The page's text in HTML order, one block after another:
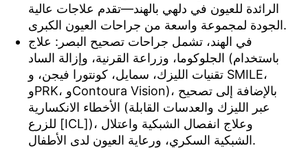
الرائدة للعيون في دلهي بالهند—تقدم علاجات عالية
الجودة لمجموعة واسعة من جراحات العيون الكبرى.
في الهند، تشمل جراحات تصحيح البصر: علاج
الجلوكوما، وزراعة القرنية، وإزالة الساد (باستخدام
تقنيات الليزك، سمايل، كونتورا فيجن، و SMILE،
وPRK، وContoura Vision)، بالإضافة إلى تصحيح
الأخطاء الانكسارية (عبر الليزك والعدسات القابلة
للزرع [ICL])، وعلاج انفصال الشبكية واعتلال
الشبكية السكري، ورعاية العيون لدى الأطفال.